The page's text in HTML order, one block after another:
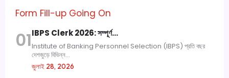
Form Fill-up Going On
01IBPS Clerk 2026: সম্পূর্ণ…
Institute of Banking Personnel Selection (IBPS) প্রতি বছর
দেশজুড়ে বিভিন্ন...
জুলাই 28, 2026